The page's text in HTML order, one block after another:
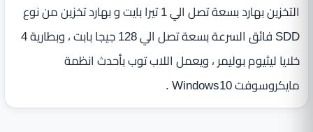
التخزين بهارد بسعة تصل الي 1 تيرا بايت و بهارد تخزين من نوع
SDD فائق السرعة بسعة تصل الي 128 جيجا بابت ، وبطارية 4
خلايا ليثيوم بوليمر ، ويعمل اللاب توب بأحدث انظمة
مايكروسوفت Windows10 .